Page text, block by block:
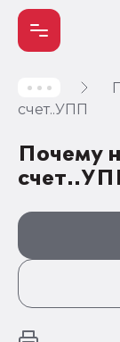
счет..УПП
Почему
Учет и